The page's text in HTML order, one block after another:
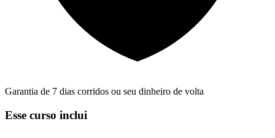
Garantia de 7 dias corridos ou seu dinheiro de volta
Esse curso inclui